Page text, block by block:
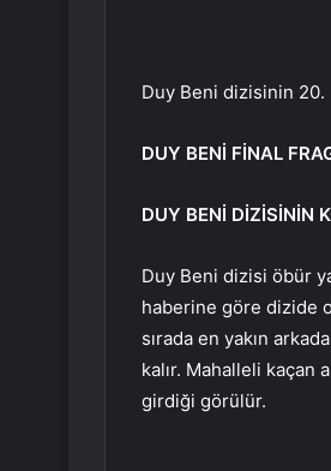
Duy Beni dizisinin 20.
DUY BENİ FİNAL
DUY BENİ DİZİSİNİN
Duy Beni dizisi öbür
haberine göre dizide
sırada en yakın
kalır. Mahalleli kaçan
girdiği görülür.